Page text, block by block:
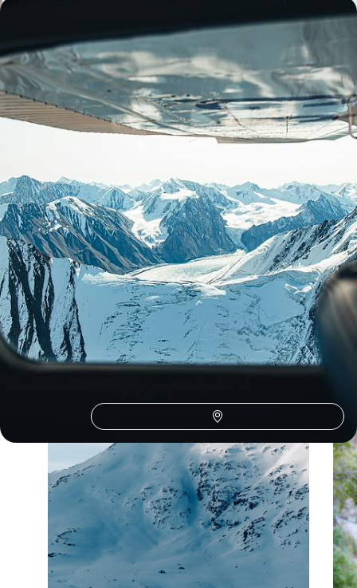
Un hiver au Yukon - Aventures boréales aux confins
Décors nappés de neige et spectacle des aurores : apprivoiser à pas
feutrés l'immensité sauvage du Yukon
10 jours, de 4300 à 5500 €
Canada (5)
Le Canada selonvos envies
Parce que chaque voyageur est différent